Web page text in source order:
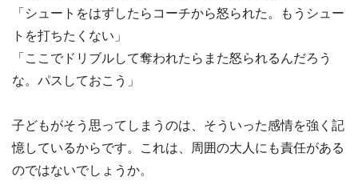
「シュートをはずしたらコーチから怒られた。もうシュー
トを打ちたくない」
「ここでドリブルして奪われたらまた怒られるんだろう
な。パスしておこう」
子どもがそう思ってしまうのは、そういった感情を強く記
憶しているからです。これは、周囲の大人にも責任がある
のではないでしょうか。